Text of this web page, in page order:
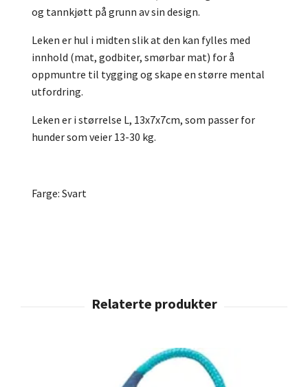
og tannkjøtt på grunn av sin design.
Leken er hul i midten slik at den kan fylles med
innhold (mat, godbiter, smørbar mat) for å
oppmuntre til tygging og skape en større mental
utfordring.
Leken er i størrelse L, 13x7x7cm, som passer for
hunder som veier 13-30 kg.
Farge: Svart